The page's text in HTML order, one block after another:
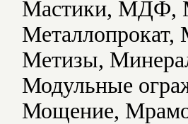
Мастики, МДФ,
Металлопрокат,
Метизы,
Модульные
Мощение,